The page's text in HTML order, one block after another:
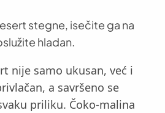
stegne, isečite ga na
hladan.
nije samo ukusan, već i
a savršeno se
priliku. Čoko-malina